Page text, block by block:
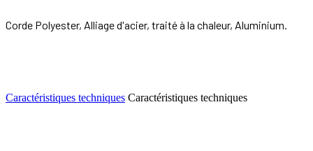
Corde Polyester, Alliage d'acier, traité à la chaleur, Aluminium.
Caractéristiques techniques Caractéristiques techniques